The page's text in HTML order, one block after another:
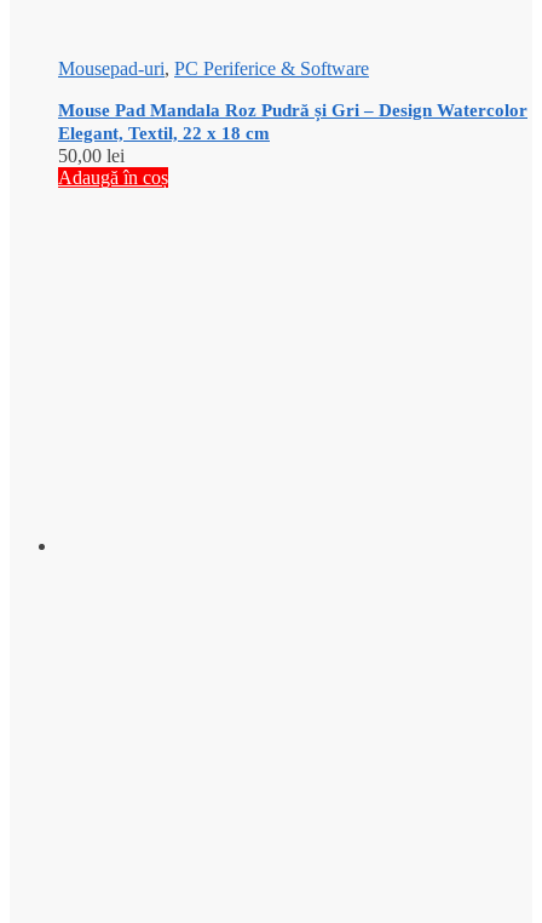
Mousepad-uri, PC Periferice & Software
Mouse Pad Mandala Roz Pudră și Gri – Design Watercolor
Elegant, Textil, 22 x 18 cm
50,00 lei
Adaugă în coș